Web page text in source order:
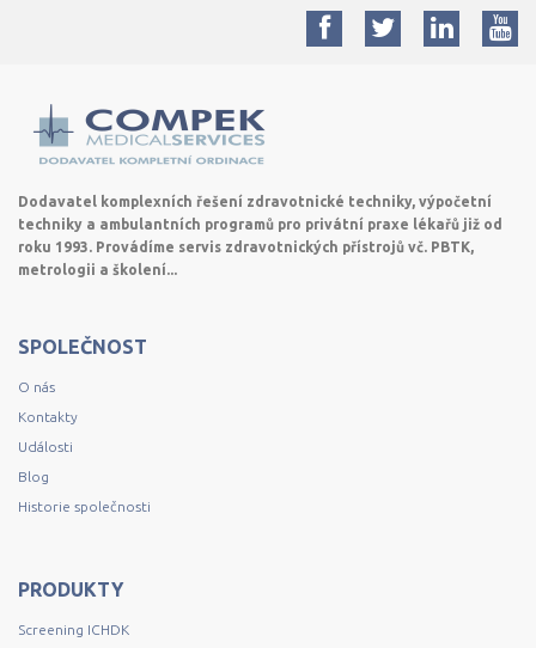
Dodavatel komplexních řešení zdravotnické techniky, výpočetní
techniky a ambulantních programů pro privátní praxe lékařů již od
roku 1993. Provádíme servis zdravotnických přístrojů vč. PBTK,
metrologii a školení...
SPOLEČNOST
O nás
Kontakty
Události
Blog
Historie společnosti
PRODUKTY
Screening ICHDK